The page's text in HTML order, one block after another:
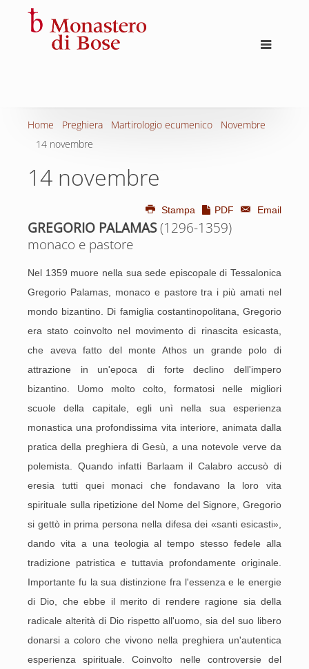
Home Preghiera Martirologio ecumenico
Novembre
14 novembre
14 novembre
Stampa PDF Email
GREGORIO PALAMAS(1296-1359)
monaco e pastore
Nel 1359 muore nella sua sede episcopale di Tessalonica
Gregorio Palamas, monaco e pastore tra i più amati nel
mondo bizantino. Di famiglia costantinopolitana, Gregorio
era stato coinvolto nel movimento di rinascita esicasta,
che aveva fatto del monte Athos un grande polo di
attrazione in un'epoca di forte declino dell'impero
bizantino. Uomo molto colto, formatosi nelle migliori
scuole della capitale, egli unì nella sua esperienza
monastica una profondissima vita interiore, animata dalla
pratica della preghiera di Gesù, a una notevole verve da
polemista. Quando infatti Barlaam il Calabro accusò di
eresia tutti quei monaci che fondavano la loro vita
spirituale sulla ripetizione del Nome del Signore, Gregorio
si gettò in prima persona nella difesa dei «santi esicasti»,
dando vita a una teologia al tempo stesso fedele alla
tradizione patristica e tuttavia profondamente originale.
Importante fu la sua distinzione fra l'essenza e le energie
di Dio, che ebbe il merito di rendere ragione sia della
radicale alterità di Dio rispetto all'uomo, sia del suo libero
donarsi a coloro che vivono nella preghiera un'autentica
esperienza spirituale. Coinvolto nelle controversie del